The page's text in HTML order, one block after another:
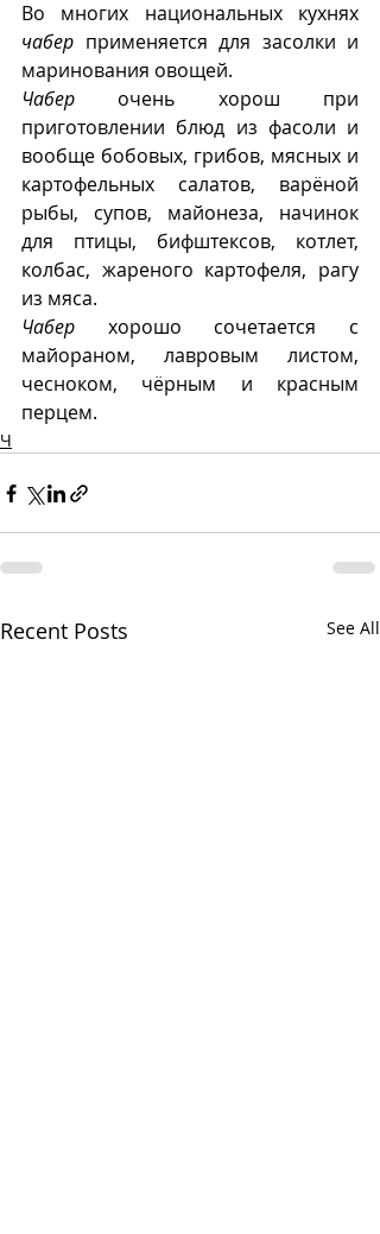
чабер применяется для засолки и
маринования овощей.
Чабер очень хорош при
приготовлении блюд из фасоли и
вообще бобовых, грибов, мясных и
картофельных салатов, варёной
рыбы, супов, майонеза, начинок
для птицы, бифштексов, котлет,
колбас, жареного картофеля, рагу
из мяса.
Чабер хорошо сочетается с
майораном, лавровым листом,
чесноком, чёрным и красным
перцем.
Ч
Recent Posts See All